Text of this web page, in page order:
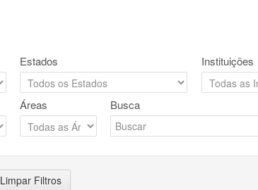
Estados Instituições
Áreas Busca
Limpar Filtros